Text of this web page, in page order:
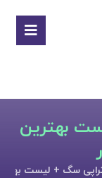
بهترین
سگ + لیست